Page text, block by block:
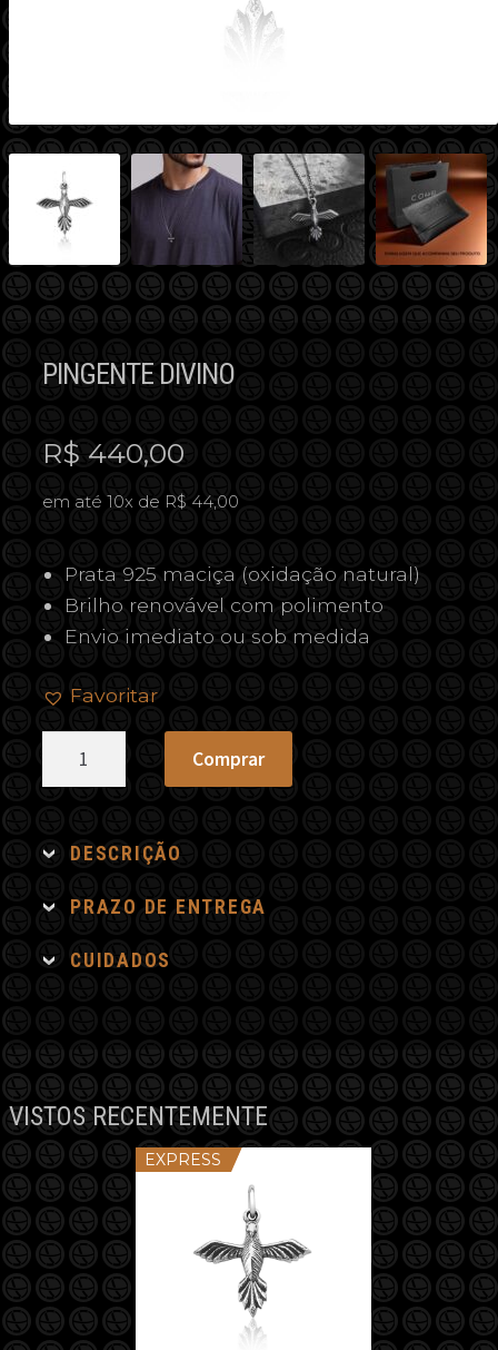
PINGENTE DIVINO
R$ 440,00
em até 10x de R$ 44,00
Prata 925 maciça (oxidação natural)
Brilho renovável com polimento
Envio imediato ou sob medida
Favoritar
Comprar
DESCRIÇÃO
PRAZO DE ENTREGA
CUIDADOS
VISTOS RECENTEMENTE
EXPRESS